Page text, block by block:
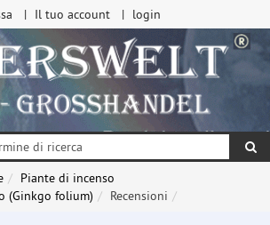
Il tuo account login
Piante di incenso
(Ginkgo folium)
Recensioni